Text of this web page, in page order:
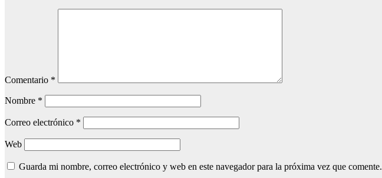
Comentario *
Nombre *
Correo electrónico *
Web
Guarda mi nombre, correo electrónico y web en este navegador para la próxima vez que comente.